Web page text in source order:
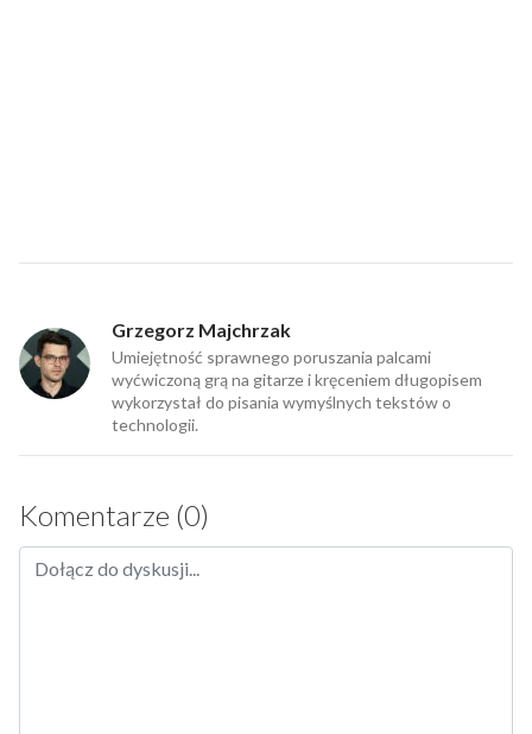
Grzegorz Majchrzak
Umiejętność sprawnego poruszania palcami
wyćwiczoną grą na gitarze i kręceniem długopisem
wykorzystał do pisania wymyślnych tekstów o
technologii.
Komentarze (0)